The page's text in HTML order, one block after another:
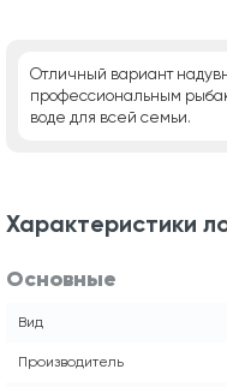
Отличный вариант
профессиональным
воде для всей семьи.
Характеристики
Основные
Вид
Производитель